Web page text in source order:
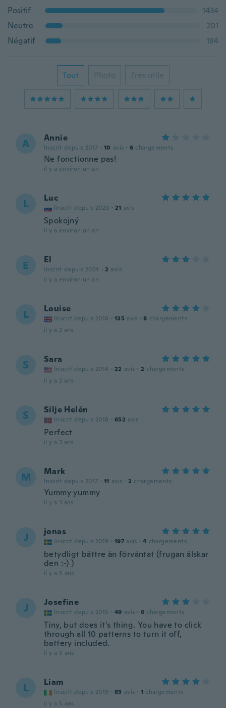
Positif
1434
Neutre
201
Négatif
184
Tout Photo Très utile
A Annie
Inscrit depuis 2017 · 10 avis · 6 chargements
Ne fonctionne pas!
il y a environ un an
L Luc
Inscrit depuis 2020 · 21 avis
Spokojný
il y a environ un an
E El
Inscrit depuis 2024 · 2 avis
il y a environ un an
L Louise
Inscrit depuis 2018 · 135 avis · 8 chargements
il y a 2 ans
S Sara
Inscrit depuis 2014 · 22 avis · 2 chargements
il y a 2 ans
S Silje Helén
Inscrit depuis 2018 · 652 avis
Perfect
il y a 3 ans
M Mark
Inscrit depuis 2017 · 11 avis · 2 chargements
Yummy yummy
il y a 3 ans
J jonas
Inscrit depuis 2019 · 197 avis · 4 chargements
betydligt bättre än förväntat (frugan älskar
den :-) )
il y a 5 ans
J Josefine
Inscrit depuis 2015 · 49 avis · 6 chargements
Tiny, but does it's thing. You have to click
through all 10 patterns to turn it off,
battery included.
il y a 5 ans
L Liam
Inscrit depuis 2019 · 83 avis · 1 chargements
il y a 5 ans